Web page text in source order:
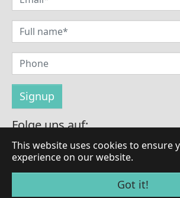
This website uses cookies to ensure
experience on our website.
Got it!
Folge uns auf:
© Urheberrecht 2026 von